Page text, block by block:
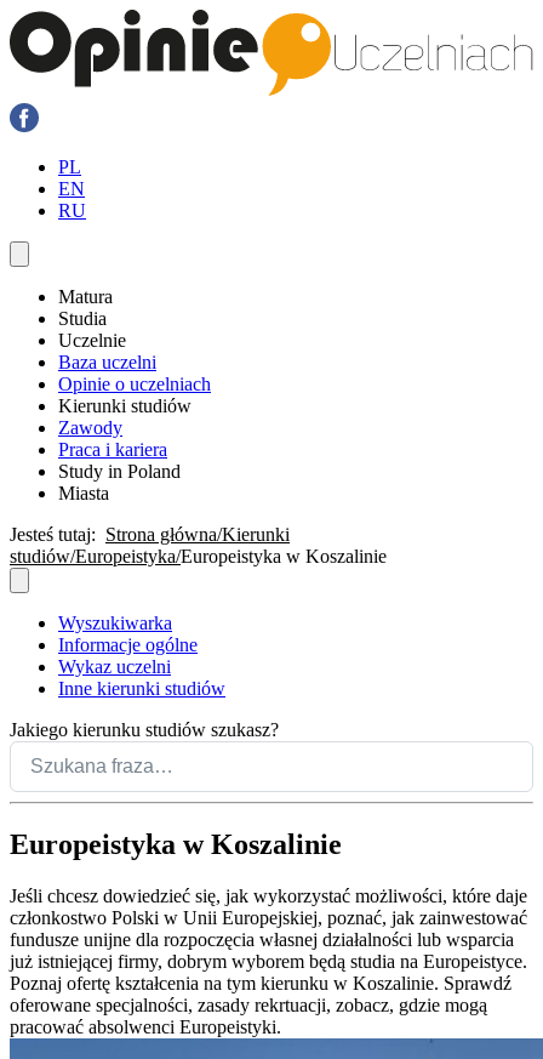
PL
EN
RU
Matura
Studia
Uczelnie
Baza uczelni
Opinie o uczelniach
Kierunki studiów
Zawody
Praca i kariera
Study in Poland
Miasta
Jesteś tutaj: Strona główna Kierunki
studiów Europeistyka Europeistyka w Koszalinie
Wyszukiwarka
Informacje ogólne
Wykaz uczelni
Inne kierunki studiów
Jakiego kierunku studiów szukasz?
Europeistyka w Koszalinie
Jeśli chcesz dowiedzieć się, jak wykorzystać możliwości, które daje
członkostwo Polski w Unii Europejskiej, poznać, jak zainwestować
fundusze unijne dla rozpoczęcia własnej działalności lub wsparcia
już istniejącej firmy, dobrym wyborem będą studia na Europeistyce.
Poznaj ofertę kształcenia na tym kierunku w Koszalinie. Sprawdź
oferowane specjalności, zasady rekrtuacji, zobacz, gdzie mogą
pracować absolwenci Europeistyki.